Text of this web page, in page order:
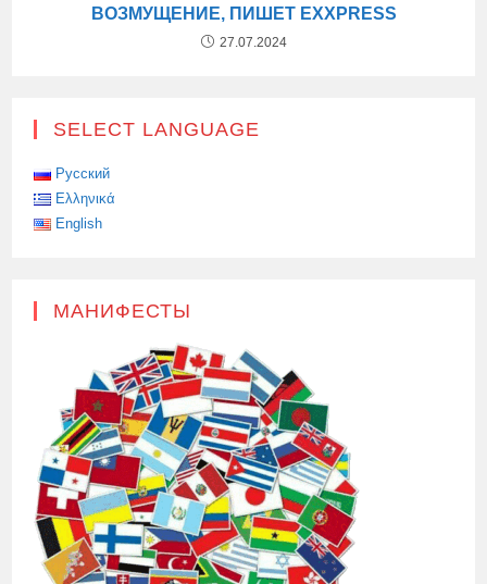
ВОЗМУЩЕНИЕ, ПИШЕТ EXXPRESS
27.07.2024
SELECT LANGUAGE
Русский
Ελληνικά
English
МАНИФЕСТЫ